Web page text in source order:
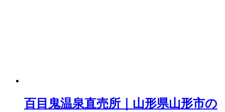
百目鬼温泉直売所｜山形県山形市の